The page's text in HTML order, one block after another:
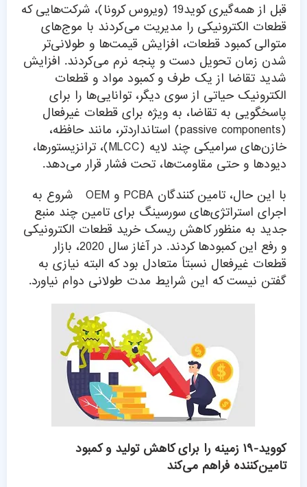
قبل از همه‌گیری کوید19 (ویروس کرونا)، شرکت‌هایی که
قطعات الکترونیکی را مدیریت می‌کردند با موج‌های
متوالی کمبود قطعات، افزایش قیمت‌ها و طولانی‌تر
شدن زمان تحویل دست و پنجه نرم می‌کردند. افزایش
شدید تقاضا از یک طرف و کمبود مواد و قطعات
الکترونیک حیاتی از سوی دیگر، توانایی‌ها را برای
پاسخگویی به تقاضا، به ویژه برای قطعات غیرفعال
(passive components) استانداردتر، مانند حافظه،
خازن‌های سرامیکی چند لایه (MLCC)، ترانزیستورها،
دیودها و حتی مقاومت‌ها، تحت فشار قرار می‌دهد.
با این حال، تامین کنندگان PCBA و OEM شروع به
اجرای استراتژی‌های سورسینگ برای تامین چند منبع
جدید به منظور کاهش ریسک خرید قطعات الکترونیکی
و رفع این کمبودها کردند. در آغاز سال 2020، بازار
قطعات غیرفعال نسبتاً متعادل بود که البته نیازی به
گفتن نیست که این شرایط مدت طولانی دوام نیاورد.
کووید-۱۹ زمینه را برای کاهش تولید و کمبود
تامین‌کننده فراهم می‌کند